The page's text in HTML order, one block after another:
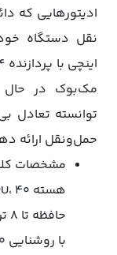
ادیتورهایی که
مک‌بوک در حال
توانسته تعادل
حمل‌و‌نقل ارائه
با روشنایی ۱۶۰۰ نیت برای Color Grading دقیق.